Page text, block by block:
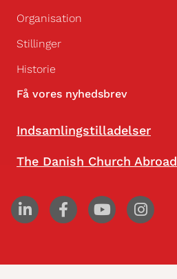
Organisation
Stillinger
Historie
Få vores nyhedsbrev
Indsamlingstilladelser
The Danish Church Abroad